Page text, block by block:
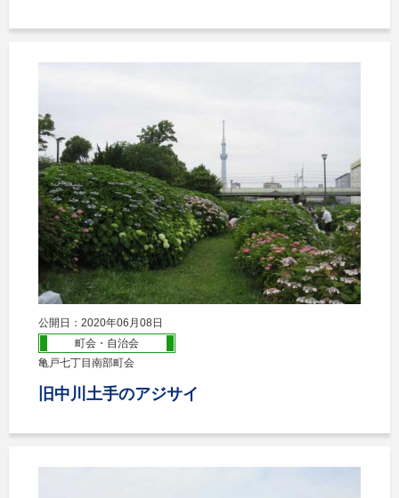
公開日：2020年06月08日
町会・自治会
亀戸七丁目南部町会
旧中川土手のアジサイ